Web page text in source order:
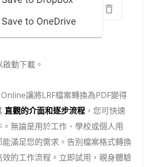
啟動下載。
讓將LRF檔案轉換為PDF變得
直觀的介面和逐步流程 ，您可快速
無論是用於工作、學校或個人用
滿足您的需求。告別檔案格式轉換
的工作流程。立即試用，親身體驗